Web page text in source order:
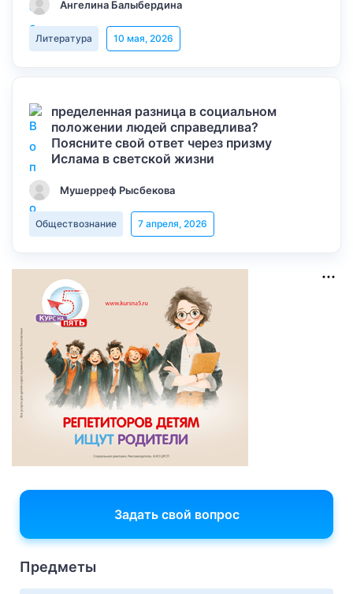
Ангелина Балыбердина
Литература 10 мая, 2026
пределенная разница в социальном
положении людей справедлива?
Поясните свой ответ через призму
Ислама в светской жизни
Мушерреф Рысбекова
Обществознание 7 апреля, 2026
Задать свой вопрос
Предметы